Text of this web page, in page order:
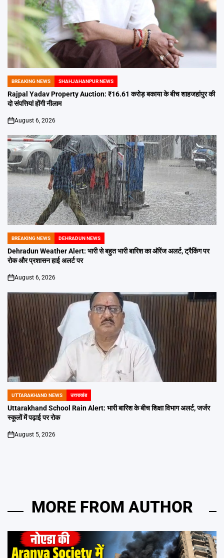
POSTED
IN
BREAKING NEWS SHAHJAHANPUR NEWS
Rajpal Yadav Property Auction: ₹16.61 करोड़ बकाया के बीच शाहजहांपुर की
दो संपत्तियां होंगी नीलाम
on
August 6, 2026
POSTED
IN
BREAKING NEWS DEHRADUN NEWS
Dehradun Weather Alert: भारी से बहुत भारी बारिश का ऑरेंज अलर्ट, ट्रैकिंग पर
रोक और प्रशासन हाई अलर्ट पर
on
August 6, 2026
POSTED
IN
UTTARAKHAND NEWS उत्तराखंड
Uttarakhand School Rain Alert: भारी बारिश के बीच शिक्षा विभाग अलर्ट, जर्जर
स्कूलों में पढ़ाई पर रोक
on
August 5, 2026
MORE FROM AUTHOR